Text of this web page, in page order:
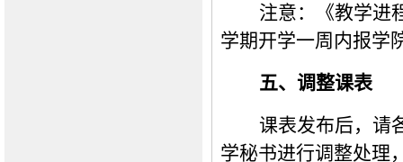
注意：《教学进
学期开学一周内报学
五、调整课表
课表发布后，请
学秘书进行调整处理